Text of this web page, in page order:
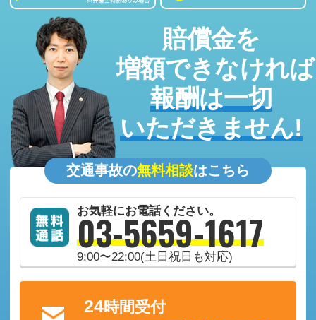
賠償金を
増額できなければ
報酬は一切
いただきません!
交通事故の無料相談はこちら
お気軽にお電話ください。
03-5659-1617
9:00〜22:00(土日祝日も対応)
24時間受付